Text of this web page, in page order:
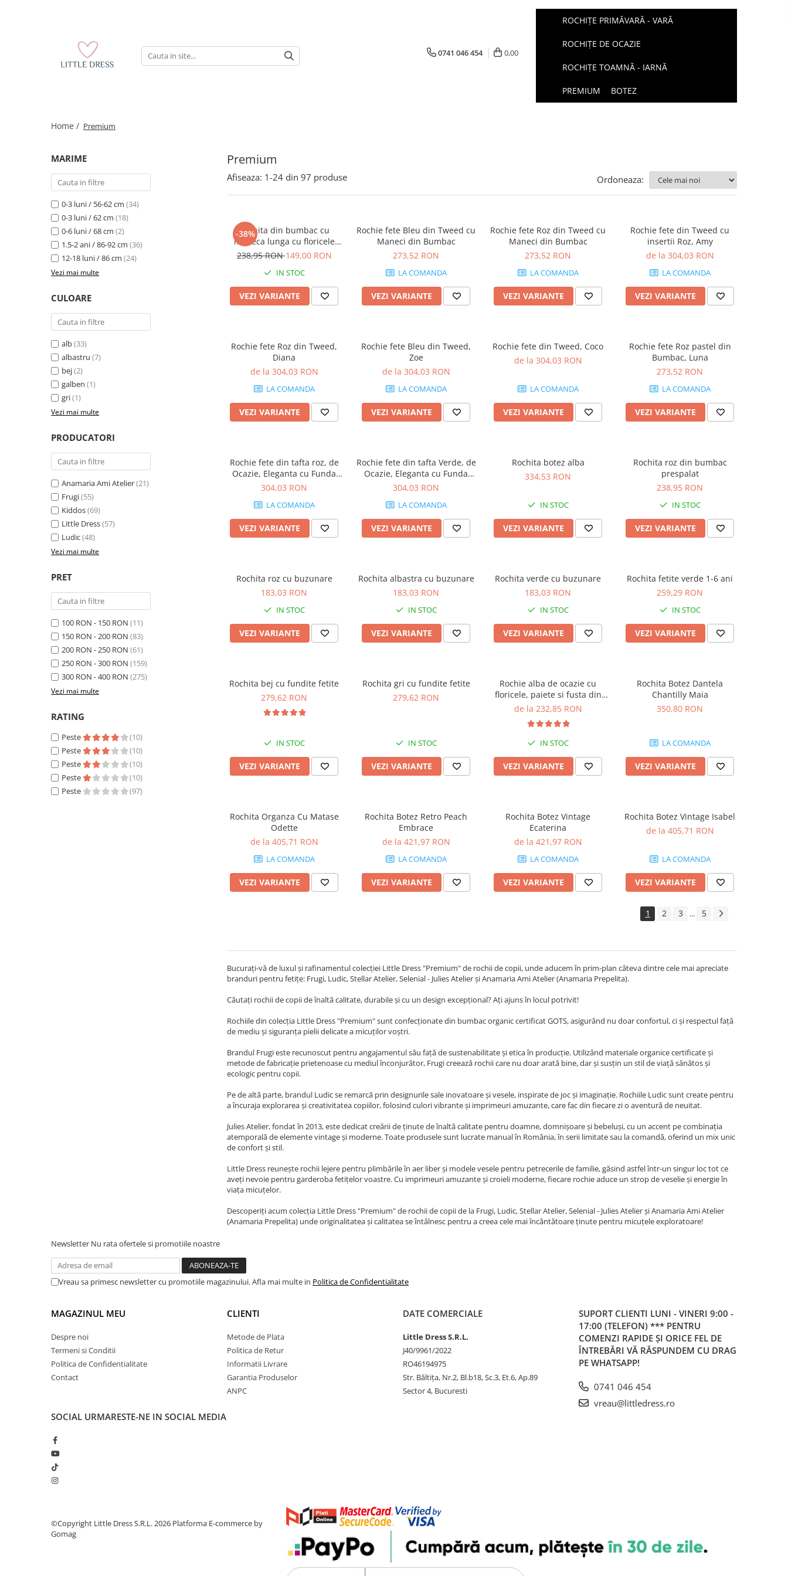
0741 046 454 0,00
ROCHIȚE PRIMĂVARĂ - VARĂ
ROCHIȚE DE OCAZIE
ROCHIȚE TOAMNĂ - IARNĂ
PREMIUM BOTEZ
Home / Premium
Premium
MARIME
0-3 luni / 56-62 cm (34)
0-3 luni / 62 cm (18)
0-6 luni / 68 cm (2)
1.5-2 ani / 86-92 cm (36)
12-18 luni / 86 cm (24)
Vezi mai multe
CULOARE
alb(33)
albastru (7)
bej(2)
galben (1)
gri(1)
Vezi mai multe
PRODUCATORI
Anamaria Ami Atelier(21)
Frugi(55)
Kiddos(69)
Little Dress(57)
Ludic(48)
Vezi mai multe
PRET
100 RON - 150 RON (11)
150 RON - 200 RON (83)
200 RON - 250 RON (61)
250 RON - 300 RON (159)
300 RON - 400 RON (275)
Vezi mai multe
RATING
Peste
(10)
Peste
(10)
Peste
(10)
Peste
(10)
Peste
(97)
Afiseaza: 1-24 din 97 produse Ordoneaza:
-38%
Rochita din bumbac cu
maneca lunga cu floricele
Nolis
238,95 RON149,00 RON
IN STOC
VEZI VARIANTE
Rochie fete Bleu din Tweed cu
Maneci din Bumbac
273,52 RON
LA COMANDA
VEZI VARIANTE
Rochie fete Roz din Tweed cu
Maneci din Bumbac
273,52 RON
LA COMANDA
VEZI VARIANTE
Rochie fete din Tweed cu
insertii Roz, Amy
de la 304,03 RON
LA COMANDA
VEZI VARIANTE
Rochie fete Roz din Tweed,
Diana
de la 304,03 RON
LA COMANDA
VEZI VARIANTE
Rochie fete Bleu din Tweed,
Zoe
de la 304,03 RON
LA COMANDA
VEZI VARIANTE
Rochie fete din Tweed, Coco
de la 304,03 RON
LA COMANDA
VEZI VARIANTE
Rochie fete Roz pastel din
Bumbac, Luna
273,52 RON
LA COMANDA
VEZI VARIANTE
Rochie fete din tafta roz, de
Ocazie, Eleganta cu Funda
detașabilă, Charlotte
304,03 RON
LA COMANDA
VEZI VARIANTE
Rochie fete din tafta Verde, de
Ocazie, Eleganta cu Funda
detașabilă, Charlotte
304,03 RON
LA COMANDA
VEZI VARIANTE
Rochita botez alba
334,53 RON
IN STOC
VEZI VARIANTE
Rochita roz din bumbac
prespalat
238,95 RON
IN STOC
VEZI VARIANTE
Rochita roz cu buzunare
183,03 RON
IN STOC
VEZI VARIANTE
Rochita albastra cu buzunare
183,03 RON
IN STOC
VEZI VARIANTE
Rochita verde cu buzunare
183,03 RON
IN STOC
VEZI VARIANTE
Rochita fetite verde 1-6 ani
259,29 RON
IN STOC
VEZI VARIANTE
Rochita bej cu fundite fetite
279,62 RON
IN STOC
VEZI VARIANTE
Rochita gri cu fundite fetite
279,62 RON
IN STOC
VEZI VARIANTE
Rochie alba de ocazie cu
floricele, paiete si fusta din
tulle
de la 232,85 RON
IN STOC
VEZI VARIANTE
Rochita Botez Dantela
Chantilly Maia
350,80 RON
LA COMANDA
VEZI VARIANTE
Rochita Organza Cu Matase
Odette
de la 405,71 RON
LA COMANDA
VEZI VARIANTE
Rochita Botez Retro Peach
Embrace
de la 421,97 RON
LA COMANDA
VEZI VARIANTE
Rochita Botez Vintage
Ecaterina
de la 421,97 RON
LA COMANDA
VEZI VARIANTE
Rochita Botez Vintage Isabel
de la 405,71 RON
LA COMANDA
VEZI VARIANTE
1 2 3 ... 5
Bucurați-vă de luxul și rafinamentul colecției Little Dress "Premium" de rochii de copii, unde aducem în prim-plan câteva dintre cele mai apreciate
branduri pentru fetițe: Frugi, Ludic, Stellar Atelier, Selenial - Julies Atelier și Anamaria Ami Atelier (Anamaria Prepelita).
Căutați rochii de copii de înaltă calitate, durabile și cu un design excepțional? Ați ajuns în locul potrivit!
Rochiile din colecția Little Dress "Premium" sunt confecționate din bumbac organic certificat GOTS, asigurând nu doar confortul, ci și respectul față
de mediu și siguranța pielii delicate a micuților voștri.
Brandul Frugi este recunoscut pentru angajamentul său față de sustenabilitate și etica în producție. Utilizând materiale organice certificate și
metode de fabricație prietenoase cu mediul înconjurător, Frugi creează rochii care nu doar arată bine, dar și susțin un stil de viață sănătos și
ecologic pentru copii.
Pe de altă parte, brandul Ludic se remarcă prin designurile sale inovatoare și vesele, inspirate de joc și imaginație. Rochiile Ludic sunt create pentru
a încuraja explorarea și creativitatea copiilor, folosind culori vibrante și imprimeuri amuzante, care fac din fiecare zi o aventură de neuitat.
Julies Atelier, fondat în 2013, este dedicat creării de ținute de înaltă calitate pentru doamne, domnișoare și bebeluși, cu un accent pe combinația
atemporală de elemente vintage și moderne. Toate produsele sunt lucrate manual în România, în serii limitate sau la comandă, oferind un mix unic
de confort și stil.
Little Dress reunește rochii lejere pentru plimbările în aer liber și modele vesele pentru petrecerile de familie, găsind astfel într-un singur loc tot ce
aveți nevoie pentru garderoba fetițelor voastre. Cu imprimeuri amuzante și croieli moderne, fiecare rochie aduce un strop de veselie și energie în
viața micuțelor.
Descoperiți acum colecția Little Dress "Premium" de rochii de copii de la Frugi, Ludic, Stellar Atelier, Selenial - Julies Atelier și Anamaria Ami Atelier
(Anamaria Prepelita) unde originalitatea și calitatea se întâlnesc pentru a creea cele mai încântătoare ținute pentru micuțele exploratoare!
Newsletter Nu rata ofertele si promotiile noastre
Vreau sa primesc newsletter cu promotiile magazinului. Afla mai multe in Politica de Confidentialitate
MAGAZINUL MEU
Despre noi
Termeni si Conditii
Politica de Confidentialitate
Contact
CLIENTI
Metode de Plata
Politica de Retur
Informatii Livrare
Garantia Produselor
ANPC
DATE COMERCIALE
Little Dress S.R.L.
J40/9961/2022
RO46194975
Str. Băltiţa, Nr.2, Bl.b18, Sc.3, Et.6, Ap.89
Sector 4, Bucuresti
SUPORT CLIENTI LUNI - VINERI 9:00 -
17:00 (TELEFON) *** PENTRU
COMENZI RAPIDE ȘI ORICE FEL DE
ÎNTREBĂRI VĂ RĂSPUNDEM CU DRAG
PE WHATSAPP!
0741 046 454
vreau@littledress.ro
SOCIAL URMARESTE-NE IN SOCIAL MEDIA
©Copyright Little Dress S.R.L. 2026 Platforma E-commerce by
Gomag